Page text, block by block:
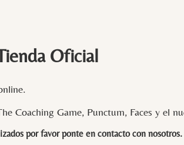
Oficial
Coaching Game, Punctum, Faces y el
por favor ponte en contacto con nosotros.